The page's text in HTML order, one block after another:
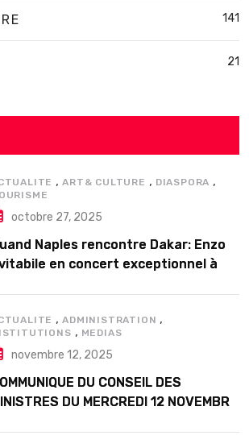
141
21
,ART& CULTURE , DIASPORA ,
octobre 27, 2025
Naples rencontre Dakar: Enzo
en concert exceptionnel à
,ADMINISTRATION ,
, MEDIAS
novembre 12, 2025
DU CONSEIL DES
DU MERCREDI 12 NOVEMBRE